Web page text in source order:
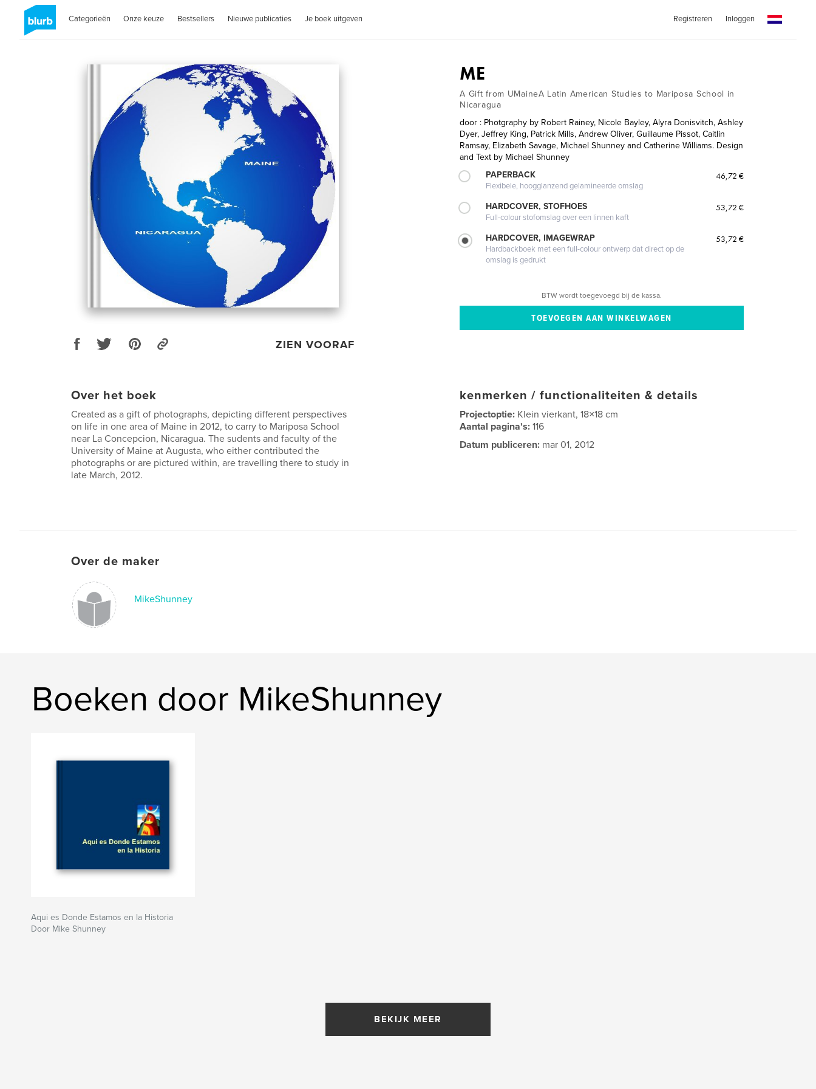
Categorieën Onze keuze Bestsellers Nieuwe publicaties Je boek uitgeven Registreren Inloggen
ZIEN VOORAF
ME
A Gift from UMaineA Latin American Studies to Mariposa School in
Nicaragua
door : Photgraphy by Robert Rainey, Nicole Bayley, Alyra Donisvitch, Ashley
Dyer, Jeffrey King, Patrick Mills, Andrew Oliver, Guillaume Pissot, Caitlin
Ramsay, Elizabeth Savage, Michael Shunney and Catherine Williams. Design
and Text by Michael Shunney
PAPERBACK
Flexibele, hoogglanzend gelamineerde omslag
46,72 €
HARDCOVER, STOFHOES
Full-colour stofomslag over een linnen kaft
53,72 €
HARDCOVER, IMAGEWRAP
Hardbackboek met een full-colour ontwerp dat direct op de
omslag is gedrukt
53,72 €
BTW wordt toegevoegd bij de kassa.
Over het boek
Created as a gift of photographs, depicting different perspectives
on life in one area of Maine in 2012, to carry to Mariposa School
near La Concepcion, Nicaragua. The sudents and faculty of the
University of Maine at Augusta, who either contributed the
photographs or are pictured within, are travelling there to study in
late March, 2012.
kenmerken / functionaliteiten & details
Projectoptie: Klein vierkant, 18×18 cm
Aantal pagina's:116
Datum publiceren: mar 01, 2012
Over de maker
MikeShunney
Boeken door MikeShunney
Aqui es Donde Estamos en la Historia
Door Mike Shunney
BEKIJK MEER